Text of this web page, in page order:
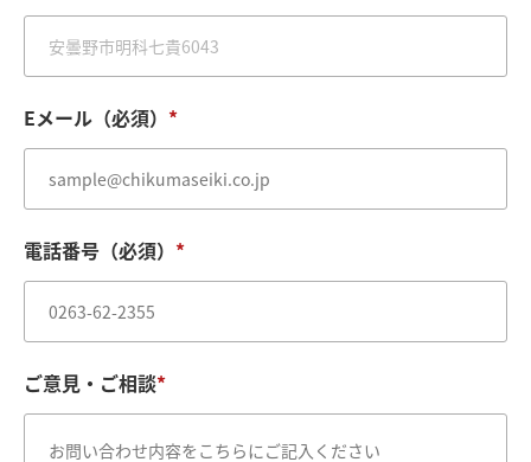
Eメール（必須） *
電話番号（必須） *
ご意見・ご相談*